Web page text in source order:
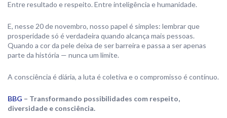
Entre resultado e respeito. Entre inteligência e humanidade.
E, nesse 20 de novembro, nosso papel é simples: lembrar que
prosperidade só é verdadeira quando alcança mais pessoas.
Quando a cor da pele deixa de ser barreira e passa a ser apenas
parte da história — nunca um limite.
A consciência é diária, a luta é coletiva e o compromisso é contínuo.
BBG – Transformando possibilidades com respeito,
diversidade e consciência.